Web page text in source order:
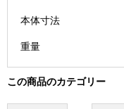
本体寸法
重量
この商品のカテゴリー